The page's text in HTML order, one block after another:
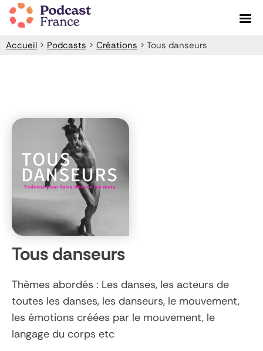
Skip
to
content
Accueil > Podcasts > Créations > Tous danseurs
Tous danseurs
Thèmes abordés : Les danses, les acteurs de
toutes les danses, les danseurs, le mouvement,
les émotions créées par le mouvement, le
langage du corps etc